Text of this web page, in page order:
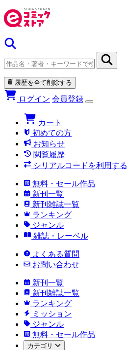
履歴を全て削除する
ログイン 会員登録
カート
初めての方
お知らせ
閲覧履歴
シリアルコードを利用する
無料・セール作品
新刊一覧
新刊雑誌一覧
ランキング
ジャンル
雑誌・レーベル
よくある質問
お問い合わせ
新刊一覧
新刊雑誌一覧
ランキング
ミッション
ジャンル
無料・セール作品
カテゴリ